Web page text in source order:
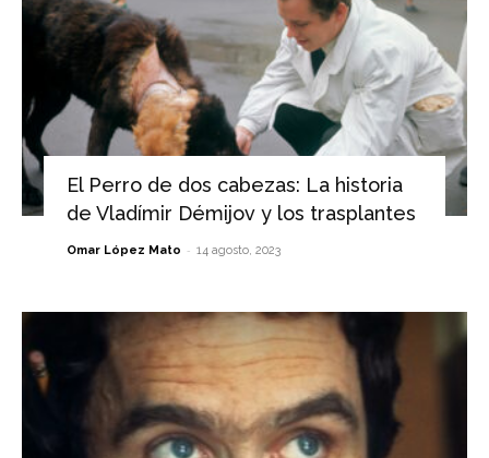
El Perro de dos cabezas: La historia
de Vladímir Démijov y los trasplantes
Omar López Mato - 14 agosto, 2023